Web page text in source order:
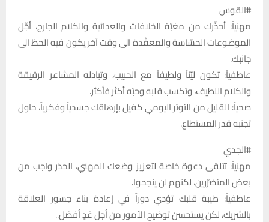
#القوس
مهنياً: أحذّرك من مغبّة الخلافات والعدائية والكلام الجارح، أجِّل
الموضوعات الحسّاسة والمعقّدة الى وقت آخر يكون فيه الحظ الى
جانبك.
عاطفياً: تكون ليّناً ولطيفاً مع الحبيب، وتبادله المشاعر الرقيقة
والكلام اللطيف، وتكسب قلبه وحبّه أكثر فأكثر.
صحياً: القليل من التوتر اليومي كفيل بإرهاقك جسدياً وفكرياً، حاول
تجنبه قدر المستطاع.
#الجدي
مهنياً: تتلقى دعوة خاصة لتعزيز وضعك المهني، الحذر واجب من
بعض المتضرّرين، لكنهم لن ينجحوا.
عاطفياً: طيبة قلبك تؤدي دوراً في إعادة بناء جسور العلاقة
بالشريك، لكن يستحسن توضيح الأمور من أجل غدٍ أفضل..